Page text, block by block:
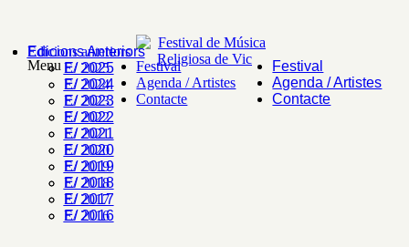
content
Edicions Anteriors
E/ 2025
E/ 2024
E/ 2023
E/ 2022
E/ 2021
E/ 2020
E/ 2019
E/ 2018
E/ 2017
E/ 2016
Festival
Agenda / Artistes
Contacte
Menu
Edicions anteriors
E/ 2025
E/ 2024
E/ 2023
E/ 2022
E/ 2021
E/ 2020
E/ 2019
E/ 2018
E/ 2017
E/ 2016
Festival
Agenda / Artistes
Contacte